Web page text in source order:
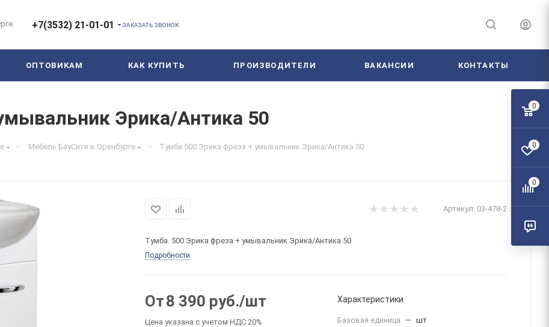
+7(3532) 21-01-01 ЗАКАЗАТЬ ЗВОНОК
ОПТОВИКАМ КАК КУПИТЬ ПРОИЗВОДИТЕЛИ ВАКАНСИИ КОНТАКТЫ
Эрика/Антика 50
— Мебель БауСити в Оренбурге — Тумба 500 Эрика фреза + умывальник Эрика/Антика 50
Артикул: 03-478-2
Тумба 500 Эрика фреза + умывальник Эрика/Антика 50
Подробности
От8 390 руб./шт
Цена указана с учетом НДС 20%
Характеристики
Базовая единица — шт
0
0
0